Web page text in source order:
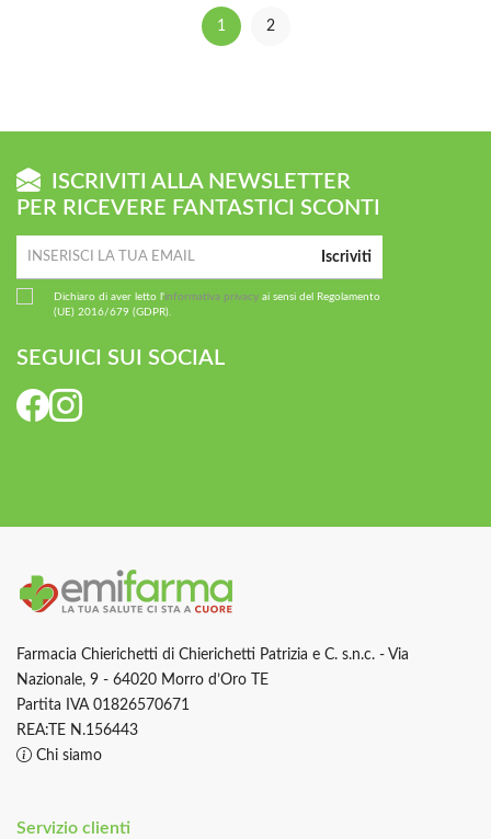
1 2
ISCRIVITI ALLA NEWSLETTER
PER RICEVERE FANTASTICI SCONTI
Iscriviti
Dichiaro di aver letto l'informativa privacy ai sensi del Regolamento
(UE) 2016/679 (GDPR).
SEGUICI SUI SOCIAL
Farmacia Chierichetti di Chierichetti Patrizia e C. s.n.c. - Via
Nazionale, 9 - 64020 Morro d’Oro TE
Partita IVA 01826570671
REA:TE N.156443
Chi siamo
Servizio clienti